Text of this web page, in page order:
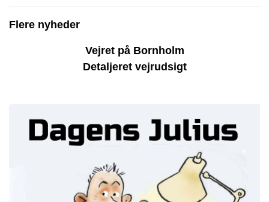
Flere nyheder
Vejret på Bornholm
Detaljeret vejrudsigt